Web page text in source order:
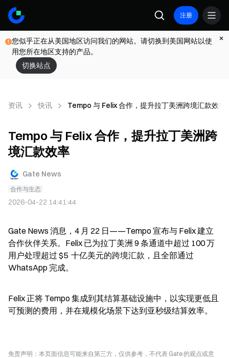
注册
您似乎正在从美国地区访问我们的网站。请切换到美国网站以使
用您所在地区支持的产品。
切换站点
资讯 快讯 Tempo 与 Felix 合作，提升拉丁美洲跨境汇款效率
Tempo 与 Felix 合作，提升拉丁美洲跨
境汇款效率
Gate News
合作与生态
2026-04-22 14:41:44
Gate News 消息，4 月 22 日——Tempo 宣布与 Felix 建立
合作伙伴关系。Felix 已为拉丁美洲 9 条通道中超过 100 万
用户处理超过 $5  十亿美元的跨境汇款，且全部通过
WhatsApp 完成。
Felix 正将 Tempo 集成到其结算基础设施中，以实现更低且
可预测的费用，并在规模化场景下达到亚秒级结算效率。
免责声明：本页面信息可能来自第三方，仅供参考，不代表 Gate 的观点或意